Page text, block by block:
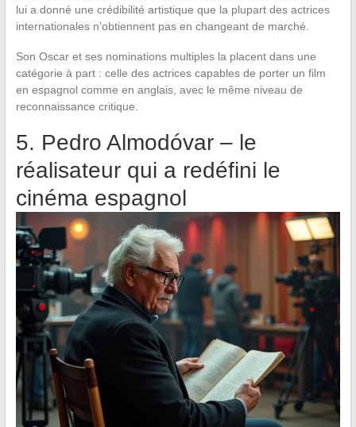
lui a donné une crédibilité artistique que la plupart des actrices
internationales n’obtiennent pas en changeant de marché.
Son Oscar et ses nominations multiples la placent dans une
catégorie à part : celle des actrices capables de porter un film
en espagnol comme en anglais, avec le même niveau de
reconnaissance critique.
5. Pedro Almodóvar – le
réalisateur qui a redéfini le
cinéma espagnol